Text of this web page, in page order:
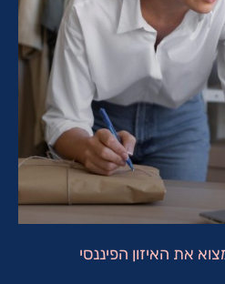
את האיזון הפיננסי